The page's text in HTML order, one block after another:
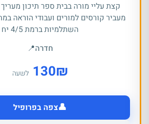
קצת עליי מורה בבית ספר תיכון
מעביר קורסים למורים ועבודי הוראה
השתלמיות ברמת 4/5 יח
חדרה📍
₪
130 לשעה
👤צפה בפרופיל